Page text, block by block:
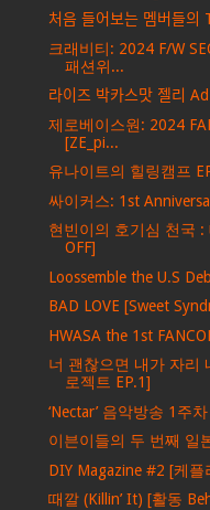
처음 들어보는
크래비티: 2024 F/W
패션위...
라이즈 박카스맛
제로베이스원: 2024
[ZE_pi...
유나이트의 힐링캠프
싸이커스: 1st
현빈이의 호기심 천국
OFF]
Loossemble the U.S
BAD LOVE [Sweet
HWASA the 1st
너 괜찮으면 내가 자리
로젝트 EP.1]
‘Nectar’ 음악방송 1주
이븐이들의 두 번째 일
DIY Magazine #2 [케플
때깔 (Killin’ It) [활동